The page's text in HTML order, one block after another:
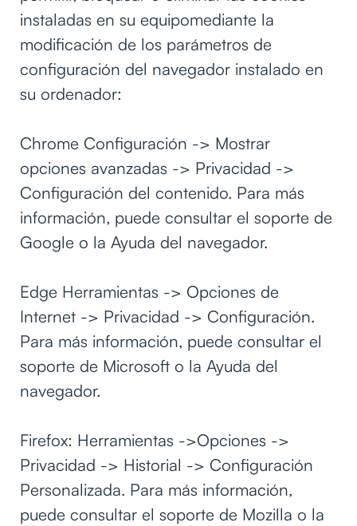
instaladas en su equipomediante la
modificación de los parámetros de
configuración del navegador instalado en
su ordenador:
Chrome Configuración -> Mostrar
opciones avanzadas -> Privacidad ->
Configuración del contenido. Para más
información, puede consultar el soporte de
Google o la Ayuda del navegador.
Edge Herramientas -> Opciones de
Internet -> Privacidad -> Configuración.
Para más información, puede consultar el
soporte de Microsoft o la Ayuda del
navegador.
Firefox: Herramientas ->Opciones ->
Privacidad -> Historial -> Configuración
Personalizada. Para más información,
puede consultar el soporte de Mozilla o la